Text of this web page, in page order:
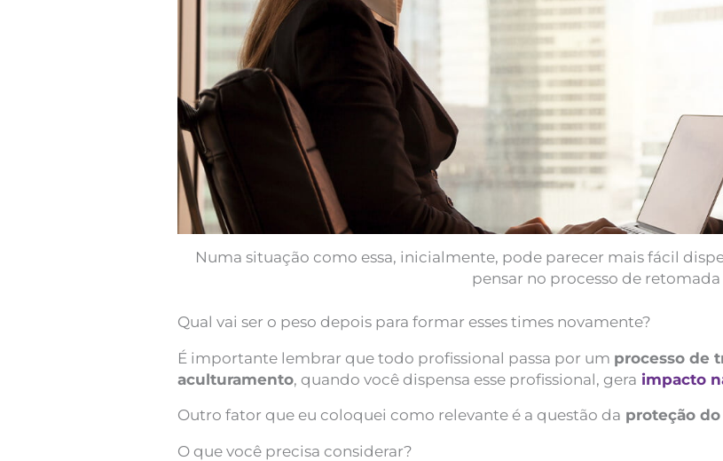
Numa situação como essa, inicialmente, pode parecer mais fácil
pensar no processo de retomada
Qual vai ser o peso depois para formar esses times novamente?
É importante lembrar que todo profissional passa por um processo de
aculturamento, quando você dispensa esse profissional, gera impacto
Outro fator que eu coloquei como relevante é a questão da proteção do
O que você precisa considerar?